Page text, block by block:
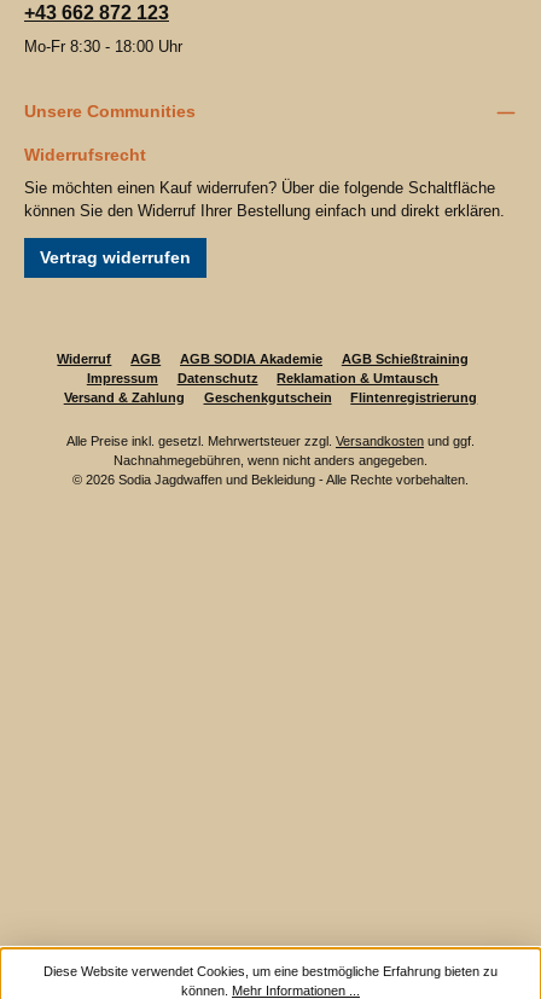
+43 662 872 123
Mo-Fr 8:30 - 18:00 Uhr
Unsere Communities
Widerrufsrecht
Sie möchten einen Kauf widerrufen? Über die folgende Schaltfläche
können Sie den Widerruf Ihrer Bestellung einfach und direkt erklären.
Vertrag widerrufen
Widerruf AGB AGB SODIA Akademie
AGB Schießtraining
Impressum
Datenschutz
Reklamation & Umtausch
Versand & Zahlung
Geschenkgutschein Flintenregistrierung
Alle Preise inkl. gesetzl. Mehrwertsteuer zzgl. Versandkosten und ggf.
Nachnahmegebühren, wenn nicht anders angegeben.
© 2026 Sodia Jagdwaffen und Bekleidung - Alle Rechte vorbehalten.
Diese Website verwendet Cookies, um eine bestmögliche Erfahrung bieten zu
können. Mehr Informationen ...